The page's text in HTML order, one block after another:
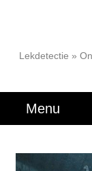
Lekdetectie »
Menu